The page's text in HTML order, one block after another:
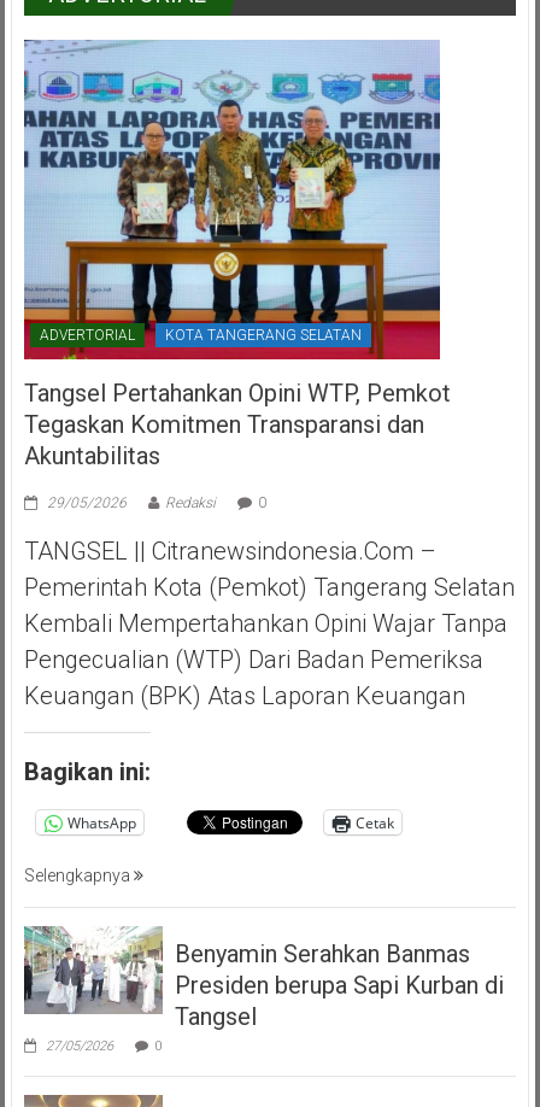
ADVERTORIAL KOTA TANGERANG SELATAN
Tangsel Pertahankan Opini WTP, Pemkot
Tegaskan Komitmen Transparansi dan
Akuntabilitas
29/05/2026 Redaksi 0
TANGSEL || Citranewsindonesia.com –
Pemerintah Kota (Pemkot) Tangerang Selatan
Kembali Mempertahankan Opini Wajar Tanpa
Pengecualian (WTP) Dari Badan Pemeriksa
Keuangan (BPK) Atas Laporan Keuangan
Bagikan ini:
WhatsApp Cetak
Selengkapnya
Benyamin Serahkan Banmas
Presiden berupa Sapi Kurban di
Tangsel
27/05/2026 0